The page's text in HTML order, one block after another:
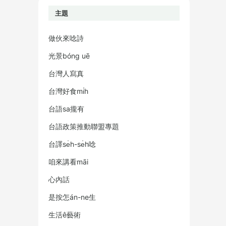
主題
做伙來唸詩
光景bóng uē
台灣人寫真
台灣好食mi̍h
台語sa攏有
台語政策推動聯盟專題
台譯se̍h-se̍h唸
咱來講看māi
心內話
是按怎án-ne生
生活ê藝術